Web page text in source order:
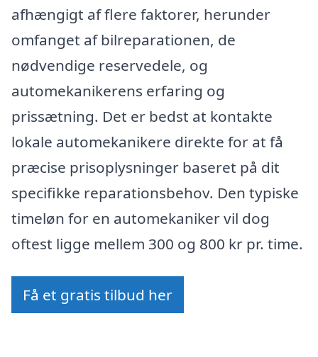
afhængigt af flere faktorer, herunder
omfanget af bilreparationen, de
nødvendige reservedele, og
automekanikerens erfaring og
prissætning. Det er bedst at kontakte
lokale automekanikere direkte for at få
præcise prisoplysninger baseret på dit
specifikke reparationsbehov. Den typiske
timeløn for en automekaniker vil dog
oftest ligge mellem 300 og 800 kr pr. time.
Få et gratis tilbud her